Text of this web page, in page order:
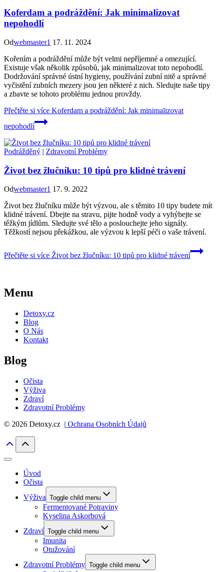
Koferdam a podráždění: Jak minimalizovat
nepohodlí
Odwebmaster1 17. 11. 2024
Kořením a podráždění může být velmi nepříjemné a omezující.
Existuje však několik způsobů, jak minimalizovat toto nepohodlí.
Dodržování správné ústní hygieny, používání zubní nitě a správné
vyčistění zubních mezery jsou jen některé z nich. Sledujte naše tipy
a zbavte se tohoto problému jednou provždy.
Přečtěte si více Koferdam a podráždění: Jak minimalizovat
nepohodlí
Podrážděný | Zdravotní Problémy
Život bez žlučníku: 10 tipů pro klidné trávení
Odwebmaster1 17. 9. 2022
Život bez žlučníku může být výzvou, ale s těmito 10 tipy budete mít
klidné trávení. Dbejte na stravu, pijte hodně vody a vyhýbejte se
těžkým jídlům. Sledujte své tělo a poslouchejte jeho signály.
Těžkostí nejsou překážkou, ale výzvou k lepší péči o vaše trávení.
Přečtěte si více Život bez žlučníku: 10 tipů pro klidné trávení
Menu
Detoxy.cz
Blog
O Nás
Kontakt
Blog
Očista
Výživa
Zdraví
Zdravotní Problémy
© 2026 Detoxy.cz | Ochrana Osobních Údajů
Úvod
Očista
Výživa Toggle child menu
Fermentované Potraviny
Kyselina Askorbová
Zdraví Toggle child menu
Imunita
Otužování
Zdravotní Problémy Toggle child menu